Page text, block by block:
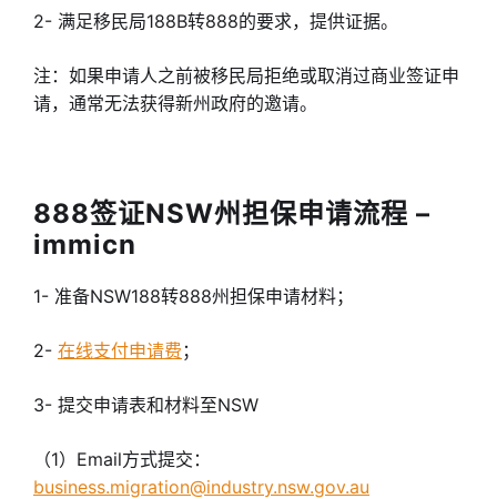
2- 满足移民局188B转888的要求，提供证据。
注：如果申请人之前被移民局拒绝或取消过商业签证申
请，通常无法获得新州政府的邀请。
888签证NSW州担保申请流程 –
immicn
1- 准备NSW188转888州担保申请材料；
2- 在线支付申请费 ；
3- 提交申请表和材料至NSW
（1）Email方式提交：
business.migration@industry.nsw.gov.au